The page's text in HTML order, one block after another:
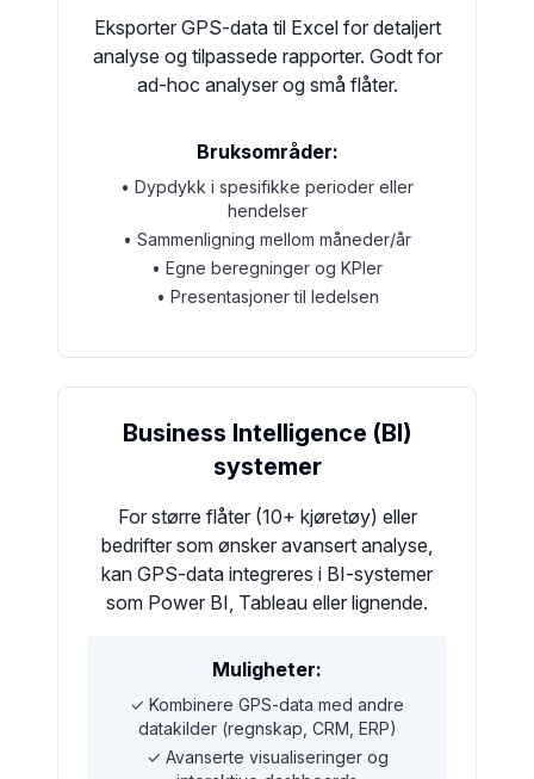
Eksporter GPS-data til Excel for detaljert
analyse og tilpassede rapporter. Godt for
ad-hoc analyser og små flåter.
Bruksområder:
• Dypdykk i spesifikke perioder eller
hendelser
• Sammenligning mellom måneder/år
• Egne beregninger og KPIer
• Presentasjoner til ledelsen
Business Intelligence (BI)
systemer
For større flåter (10+ kjøretøy) eller
bedrifter som ønsker avansert analyse,
kan GPS-data integreres i BI-systemer
som Power BI, Tableau eller lignende.
Muligheter:
✓ Kombinere GPS-data med andre
datakilder (regnskap, CRM, ERP)
✓ Avanserte visualiseringer og